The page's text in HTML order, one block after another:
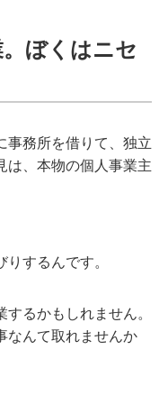
ぼくはニセ
事務所を借りて、独立
は、本物の個人事業主
するんです。
るかもしれません。
なんて取れませんか